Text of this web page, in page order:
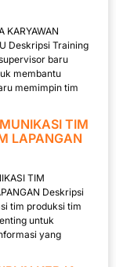
KARYAWAN
Deskripsi Training
baru
membantu
memimpin tim
TIM
LAPANGAN
TIM
Deskripsi
tim produksi tim
untuk
yang